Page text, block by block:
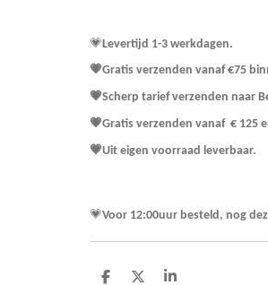
💗Levertijd 1-3 werkdagen.
💗Gratis verzenden vanaf €75
💗Scherp tarief verzenden
💗Gratis verzenden vanaf € 125
💗Uit eigen voorraad leverbaar.
💗Voor 12:00uur besteld, nog
D D S